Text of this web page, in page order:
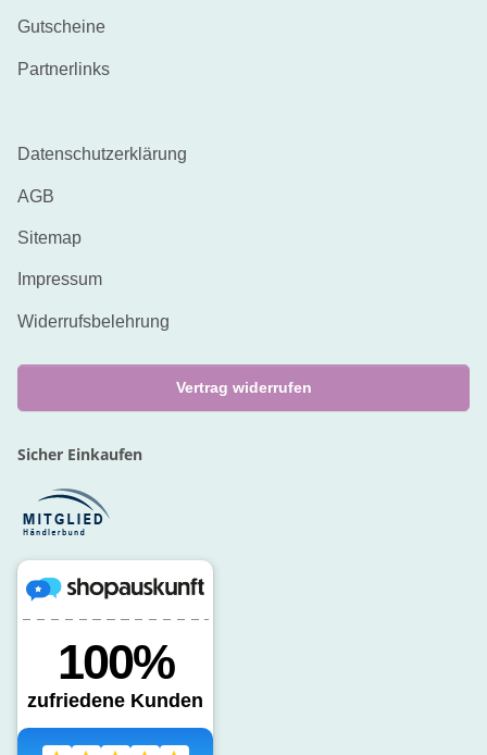
Gutscheine
Partnerlinks
Datenschutzerklärung
AGB
Sitemap
Impressum
Widerrufsbelehrung
Vertrag widerrufen
Sicher Einkaufen